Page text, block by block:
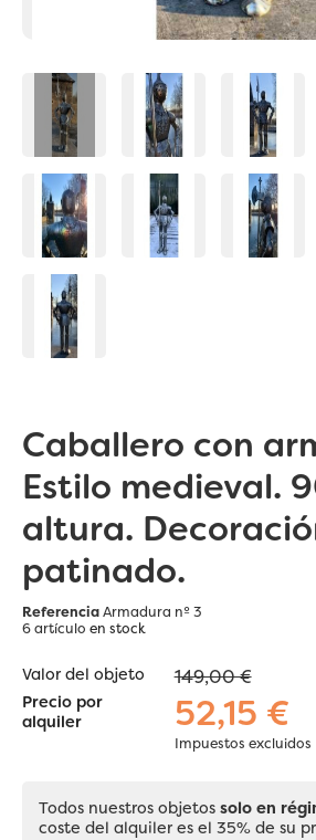
Caballero con
Estilo medieval.
altura.
patinado.
ReferenciaArmadura nº 3
6 artículo en stock
Valor del objeto 149,00 €
Precio por
alquiler
52,15 €
Impuestos excluidos
Todos nuestros objetos solo en
coste del alquiler es el 35% de su